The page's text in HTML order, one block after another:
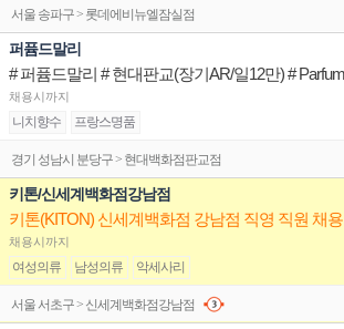
서울 송파구 > 롯데에비뉴엘잠실점
퍼퓸드말리
채용시까지
니치향수 프랑스명품
경기 성남시 분당구 > 현대백화점판교점
키톤/신세계백화점강남점
키톤(KITON) 신세계백화점 강남점 직영 직원 채용
채용시까지
여성의류 남성의류 악세사리
서울 서초구 > 신세계백화점강남점